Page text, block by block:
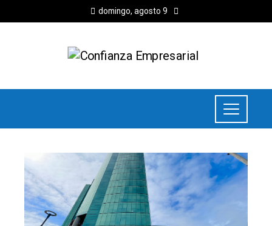
domingo, agosto 9